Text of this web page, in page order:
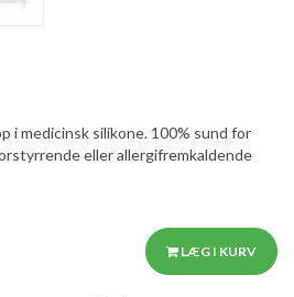
i medicinsk silikone. 100% sund for
eller allergifremkaldende
LÆG I KURV